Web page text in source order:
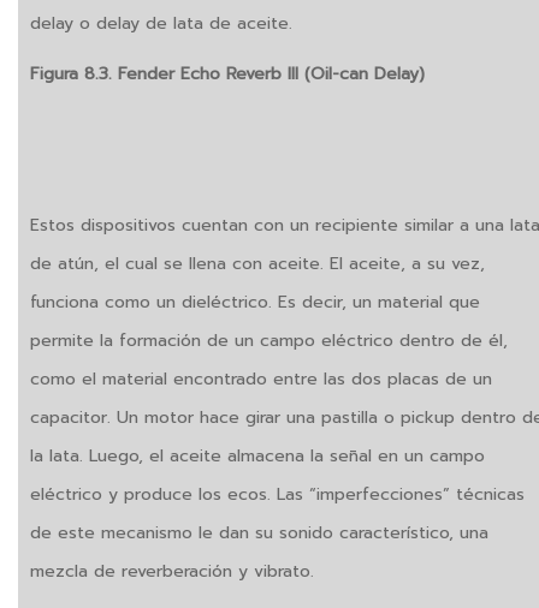
delay o delay de lata de aceite.
Figura 8.3. Fender Echo Reverb III (Oil-can Delay)
Estos dispositivos cuentan con un recipiente similar a una lata
de atún, el cual se llena con aceite. El aceite, a su vez,
funciona como un dieléctrico. Es decir, un material que
permite la formación de un campo eléctrico dentro de él,
como el material encontrado entre las dos placas de un
capacitor. Un motor hace girar una pastilla o pickup dentro
la lata. Luego, el aceite almacena la señal en un campo
eléctrico y produce los ecos. Las “imperfecciones” técnicas
de este mecanismo le dan su sonido característico, una
mezcla de reverberación y vibrato.